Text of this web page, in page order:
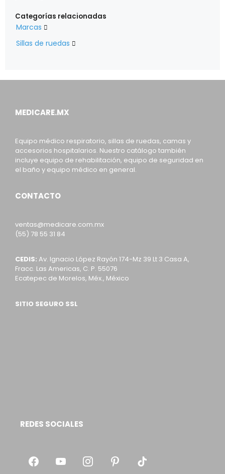
Categorías relacionadas
Marcas 
Sillas de ruedas 
MEDICARE.MX
Equipo médico respiratorio, sillas de ruedas, camas y
accesorios hospitalarios. Nuestro catálogo también
incluye equipo de rehabilitación, equipo de seguridad en
el baño y equipo médico en general.
CONTACTO
ventas@medicare.com.mx
(55) 78 55 31 84
CEDIS: Av. Ignacio López Rayón 174-Mz 39 Lt 3 Casa A,
Fracc. Las Americas, C. P. 55076
Ecatepec de Morelos, Méx., México
SITIO SEGURO SSL
REDES SOCIALES